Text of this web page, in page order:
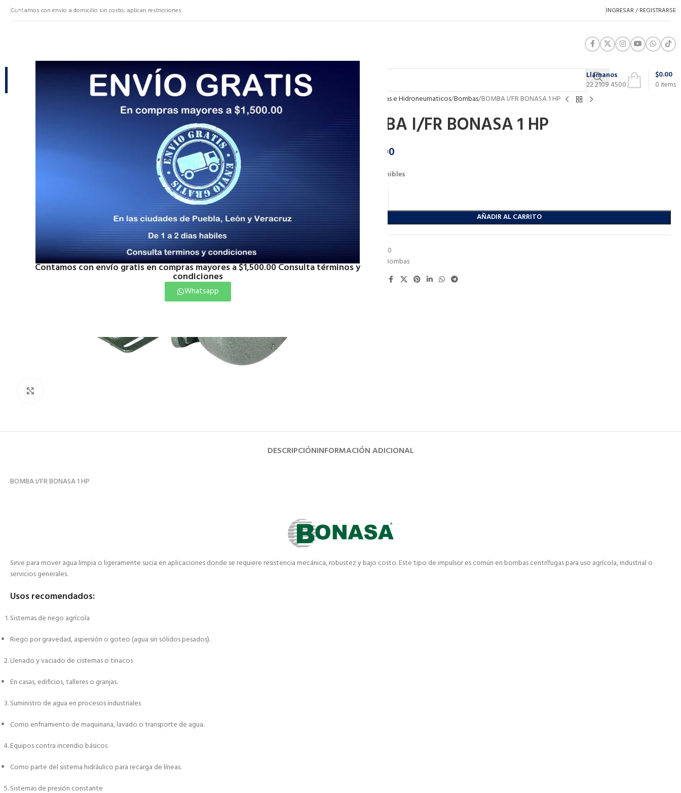
Contamos con envío gratis en compras mayores a $1,500.00 Consulta términos y
condiciones
Whatsapp
Contamos con envio a domicilio sin costo; aplican restricciones INGRESAR / REGISTRARSE
NUESTRAS CATEGORÍAS
CATEGORÍAS
Llámanos
22 2109 4500
0 items
$0.00
Bombas e Hidroneumaticos Bombas BOMBA I/FR BONASA 1 HP
BOMBA I/FR BONASA 1 HP
3,947.00
28 disponibles
AÑADIR AL CARRITO
BOBF100
Categoría:
Bombas
DESCRIPCIÓNINFORMACIÓN ADICIONAL
BOMBA I/FR BONASA 1 HP
Sirve para mover agua limpia o ligeramente sucia en aplicaciones donde se requiere resistencia mecánica, robustez y bajo costo. Este tipo de impulsor es común en bombas centrífugas para uso agrícola, industrial o
servicios generales.
Usos recomendados:
Sistemas de riego agrícola
Riego por gravedad, aspersión o goteo (agua sin sólidos pesados).
Llenado y vaciado de cisternas o tinacos
En casas, edificios, talleres o granjas.
Suministro de agua en procesos industriales
Como enfriamiento de maquinaria, lavado o transporte de agua.
Equipos contra incendio básicos
Como parte del sistema hidráulico para recarga de líneas.
Sistemas de presión constante